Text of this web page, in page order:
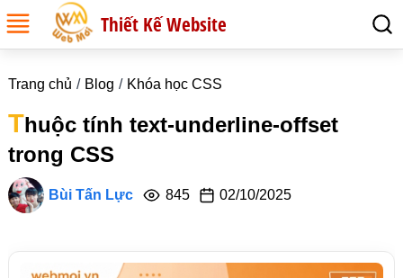
Thiết Kế Website
Trang chủ Blog Khóa học CSS
Thuộc tính text-underline-offset
trong CSS
Bùi Tấn Lực 845 02/10/2025